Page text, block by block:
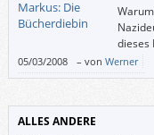
dieses
man
Deutschland und sein
Zweiten Weltkrieg erzählt
05/03/2008 – von Werner
ALLES ANDERE